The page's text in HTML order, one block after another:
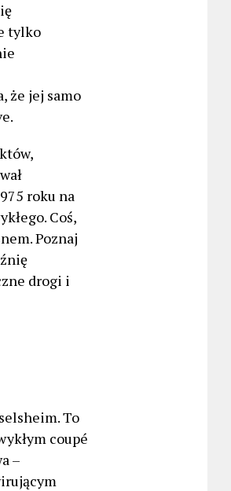
tylko
że jej samo
roku na
Coś,
Poznaj
drogi i
To
coupé
–